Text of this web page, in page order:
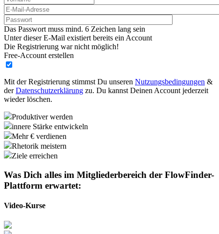
Das Passwort muss mind. 6 Zeichen lang sein
Unter dieser E-Mail existiert bereits ein Account
Die Registrierung war nicht möglich!
Free-Account erstellen
Mit der Registrierung stimmst Du unseren Nutzungsbedingungen &
derDatenschutzerklärung zu. Du kannst Deinen Account jederzeit
wieder löschen.
Produktiver werden
innere Stärke entwickeln
Mehr € verdienen
Rhetorik meistern
Ziele erreichen
Was Dich alles im Mitgliederbereich der FlowFinder-
Plattform erwartet:
Video-Kurse